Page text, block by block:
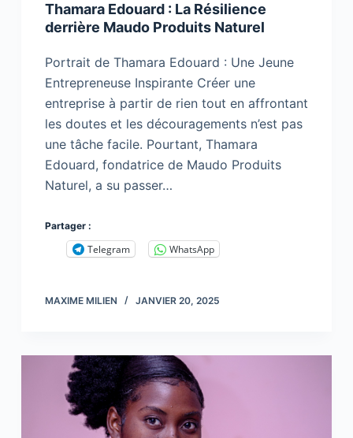
Thamara Edouard : La Résilience
derrière Maudo Produits Naturel
Portrait de Thamara Edouard : Une Jeune
Entrepreneuse Inspirante Créer une
entreprise à partir de rien tout en affrontant
les doutes et les découragements n’est pas
une tâche facile. Pourtant, Thamara
Edouard, fondatrice de Maudo Produits
Naturel, a su passer…
Partager :
Telegram WhatsApp
MAXIME MILIEN JANVIER 20, 2025